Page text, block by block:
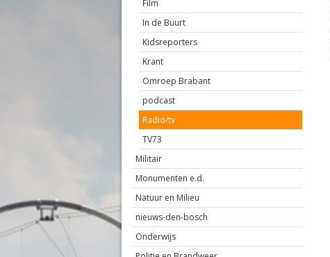
Film
In de Buurt
Kidsreporters
Krant
Omroep Brabant
podcast
Radio/tv
TV73
Militair
Monumenten e.d.
Natuur en Milieu
nieuws-den-bosch
Onderwijs